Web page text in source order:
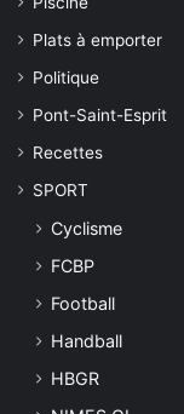
Plats à emporter
Politique
Pont-Saint-Esprit
Recettes
SPORT
Cyclisme
FCBP
Football
Handball
HBGR